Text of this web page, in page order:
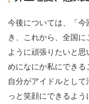
今後については、「
き、これから、全国
ように頑張りたいと
めになにか私にできる
自分がアイドルとし
っと笑顔にできるよ